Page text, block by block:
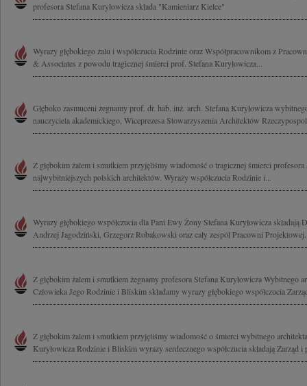
profesora Stefana Kuryłowicza składa "Kamieniarz Kielce"
Wyrazy głębokiego żalu i współczucia Rodzinie oraz Współpracownikom z
& Associates z powodu tragicznej śmierci prof. Stefana Kuryłowicza...
Głęboko zasmuceni żegnamy prof. dr. hab. inż. arch. Stefana Kuryłowicza
nauczyciela akademickiego, Wiceprezesa Stowarzyszenia Architektów
Z głębokim żalem i smutkiem przyjęliśmy wiadomość o tragicznej śmierci
najwybitniejszych polskich architektów. Wyrazy współczucia Rodzinie i...
Wyrazy głębokiego współczucia dla Pani Ewy Żony Stefana Kuryłowicza składają
Andrzej Jagodziński, Grzegorz Robakowski oraz cały zespół Pracowni
Z głębokim żalem i smutkiem żegnamy profesora Stefana Kuryłowicza Wybitnego
Człowieka Jego Rodzinie i Bliskim składamy wyrazy głębokiego współczucia
Z głębokim żalem i smutkiem przyjęliśmy wiadomość o śmierci wybitnego
Kuryłowicza Rodzinie i Bliskim wyrazy serdecznego współczucia składają Zarząd i